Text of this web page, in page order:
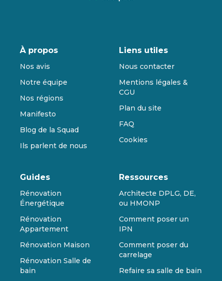
À propos
Nos avis
Notre équipe
Nos régions
Manifesto
Blog de la Squad
Ils parlent de nous
Liens utiles
Nous contacter
Mentions légales &
CGU
Plan du site
FAQ
Cookies
Guides
Rénovation
Énergétique
Rénovation
Appartement
Rénovation Maison
Rénovation Salle de
bain
Ressources
Architecte DPLG, DE,
ou HMONP
Comment poser un
IPN
Comment poser du
carrelage
Refaire sa salle de bain